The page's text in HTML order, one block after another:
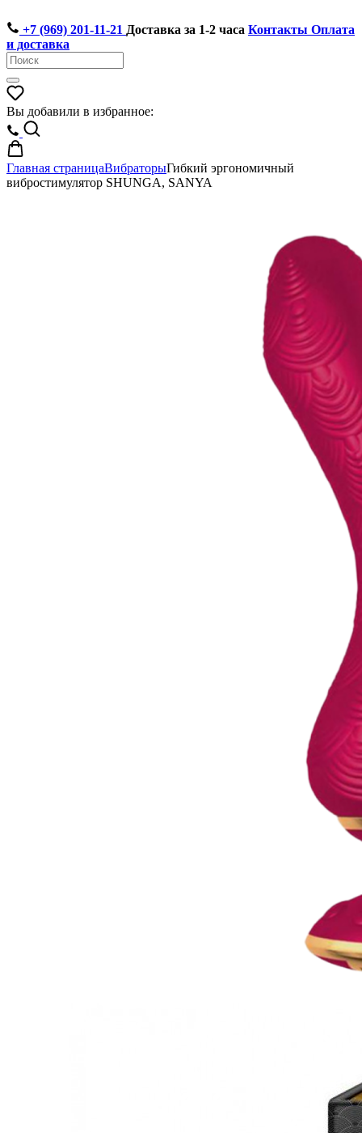
+7 (969) 201-11-21 Доставка за 1-2 часа Контакты Оплата
и доставка
Вы добавили в избранное:
Главная страницаВибраторыГибкий эргономичный
вибростимулятор SHUNGA, SANYA